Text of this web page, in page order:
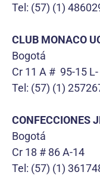
Tel: (57) (1)
CLUB MONACO
Bogotá
Cr 11 A # 95-15
Tel: (57) (1)
CONFECCIONES
Bogotá
Cr 18 # 86 A-14
Tel: (57) (1)